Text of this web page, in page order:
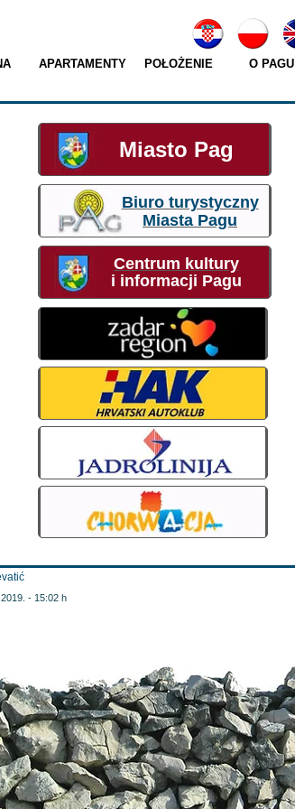
APARTAMENTY POŁOŻENIE O PAGU
Miasto Pag
Biuro turystyczny
Miasta Pagu
i informacji Pagu
Centrum kultury
- 15:02 h​